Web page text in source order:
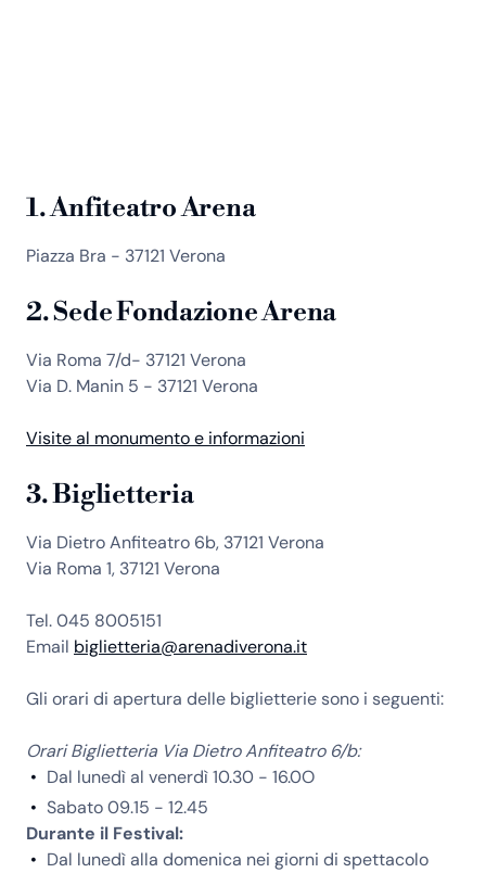
1. Anfiteatro Arena
Piazza Bra - 37121 Verona
2. Sede Fondazione Arena
Via Roma 7/d- 37121 Verona
Via D. Manin 5 - 37121 Verona
Visite al monumento e informazioni
3. Biglietteria
Via Dietro Anfiteatro 6b, 37121 Verona
Via Roma 1, 37121 Verona
Tel. 045 8005151
Email biglietteria@arenadiverona.it
Gli orari di apertura delle biglietterie sono i seguenti:
Orari Biglietteria Via Dietro Anfiteatro 6/b:
Dal lunedì al venerdì 10.30 - 16.0O
Sabato 09.15 - 12.45
Durante il Festival:
Dal lunedì alla domenica nei giorni di spettacolo